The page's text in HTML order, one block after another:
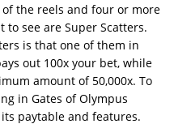
the reels and four or more
see are Super Scatters.
is that one of them in
out 100x your bet, while
amount of 50,000x. To
in Gates of Olympus
paytable and features.